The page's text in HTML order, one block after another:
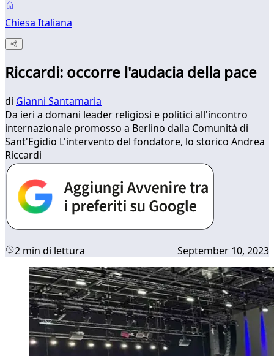
Chiesa Italiana
Riccardi: occorre l'audacia della pace
di Gianni Santamaria
Da ieri a domani leader religiosi e politici all'incontro
internazionale promosso a Berlino dalla Comunità di
Sant'Egidio L'intervento del fondatore, lo storico Andrea
Riccardi
2 min di lettura September 10, 2023